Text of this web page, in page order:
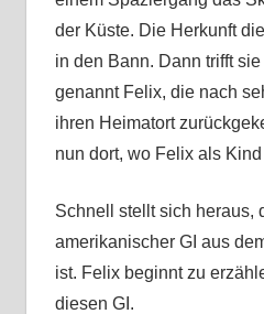
der Küste. Die Herkunft
in den Bann. Dann trifft
genannt Felix, die nach
ihren Heimatort
nun dort, wo Felix als
Schnell stellt sich heraus,
amerikanischer GI aus
ist. Felix beginnt zu
diesen GI.